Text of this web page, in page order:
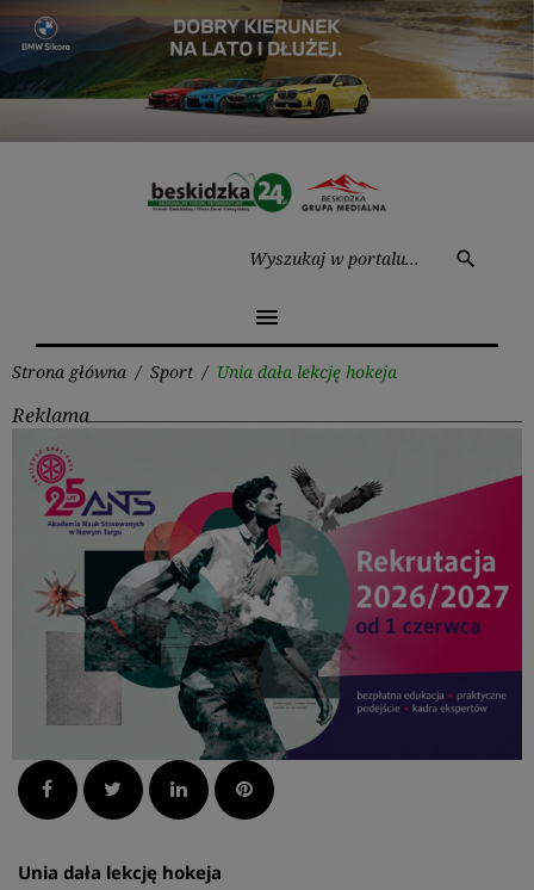
Przejdź
treści
search
menu
Strona główna / Sport / Unia dała lekcję hokeja
Reklama
Facebook Twitter LinkedInPinterest
Unia dała lekcję hokeja